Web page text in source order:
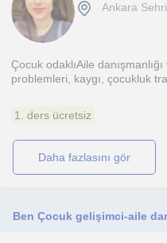
Ankara Sehri
Çocuk odaklıAile
problemleri, kaygı, çocukluk
1. ders ücretsiz
daha fazlasını gör
Ben Çocuk gelişimci-aile